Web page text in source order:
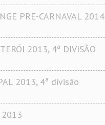
PRE-CARNAVAL 2014
2013, 4ª DIVISÃO
2013, 4ª divisão